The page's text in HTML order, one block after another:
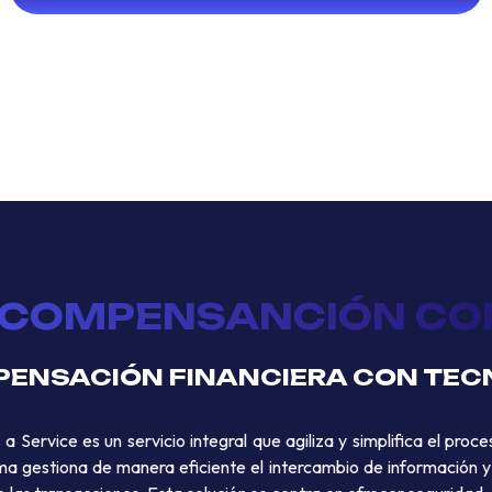
FINANCIERA CON
Service es un servicio integral que agiliza y simplifica el
gestiona de manera eficiente el intercambio de información